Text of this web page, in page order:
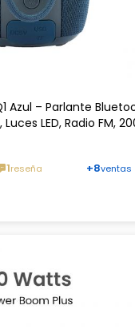
Azul – Parlante
LED, Radio FM,
de Música
1reseña +8ventas